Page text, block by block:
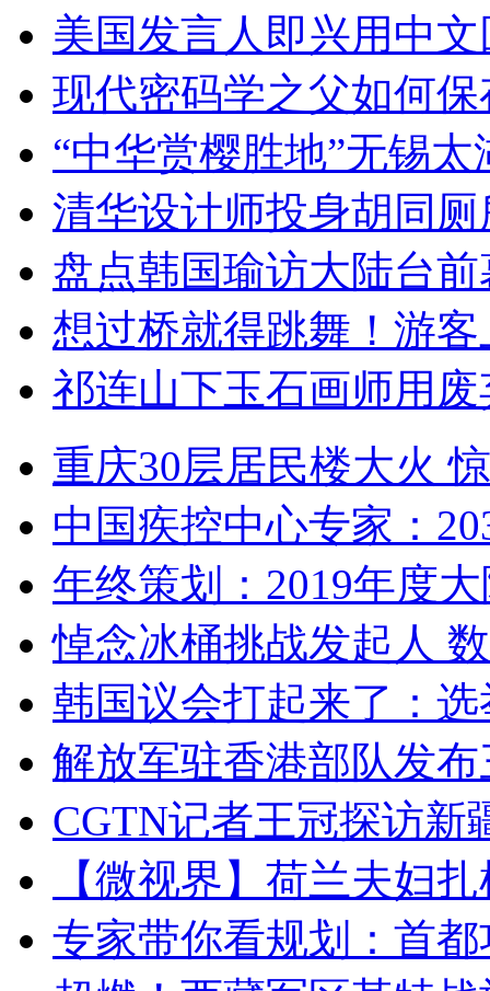
美国发言人即兴用中
现代密码学之父如何
“中华赏樱胜地”无锡
清华设计师投身胡同
盘点韩国瑜访大陆台
想过桥就得跳舞！游客
祁连山下玉石画师用
重庆30层居民楼大火
中国疾控中心专家：
年终策划：2019年度
悼念冰桶挑战发起人
韩国议会打起来了：
解放军驻香港部队发
CGTN记者王冠探访新
【微视界】荷兰夫妇
专家带你看规划：首